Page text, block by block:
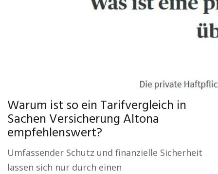
Warum ist so ein Tarifvergleich in
Sachen Versicherung Altona
empfehlenswert?
Umfassender Schutz und finanzielle Sicherheit
lassen sich nur durch einen